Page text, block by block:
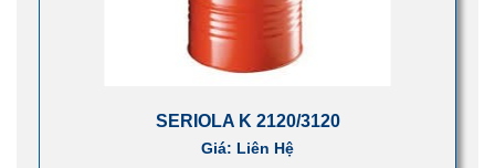
SERIOLA K 2120/3120
Giá: Liên Hệ